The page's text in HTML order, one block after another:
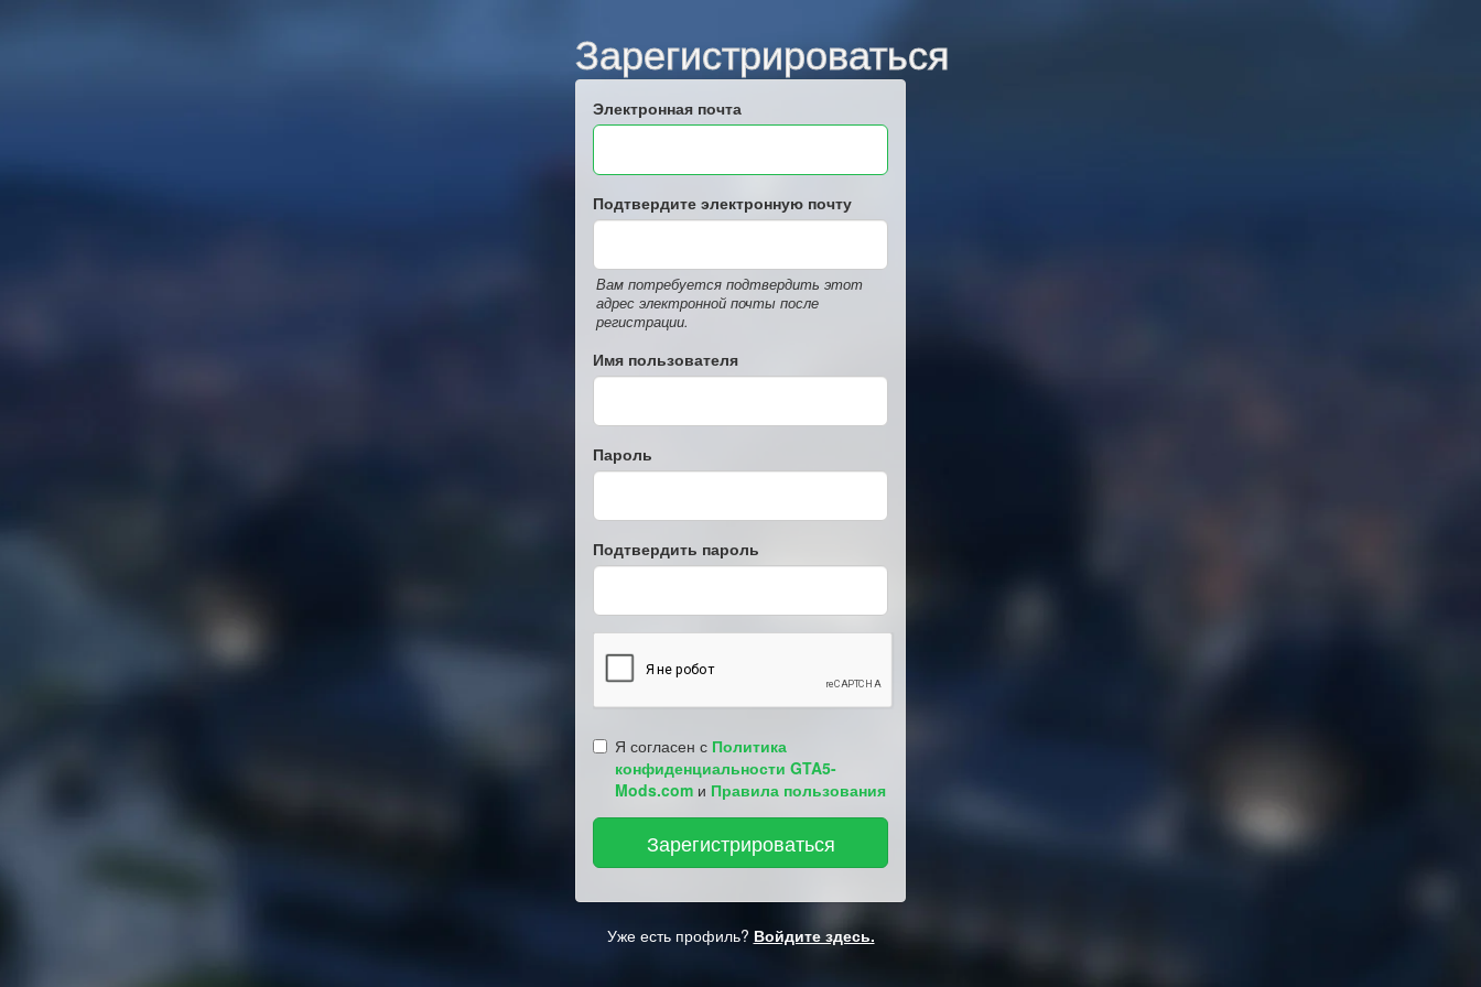
Зарегистрироваться
Электронная почта
Подтвердите электронную почту
Вам потребуется подтвердить этот
адрес электронной почты после
регистрации.
Имя пользователя
Пароль
Подтвердить пароль
Я согласен с Политика
конфиденциальности GTA5-
Mods.com и Правила пользования
Уже есть профиль? Войдите здесь.